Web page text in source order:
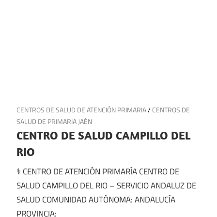
11 de julio de 2025
CENTROS DE SALUD DE ATENCIÓN PRIMARIA/CENTROS DE
SALUD DE PRIMARIA JAÉN
CENTRO DE SALUD CAMPILLO DEL
RIO
⚕️ CENTRO DE ATENCIÓN PRIMARÍA CENTRO DE
SALUD CAMPILLO DEL RIO – SERVICIO ANDALUZ DE
SALUD COMUNIDAD AUTÓNOMA: ANDALUCÍA
PROVINCIA: